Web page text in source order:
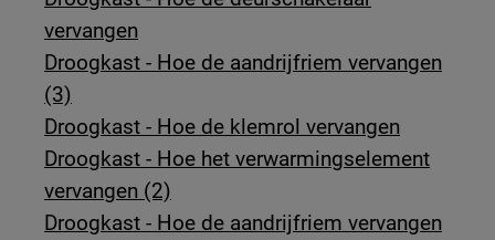
vervangen
Droogkast - Hoe de aandrijfriem vervangen
(3)
Droogkast - Hoe de klemrol vervangen
Droogkast - Hoe het verwarmingselement
vervangen (2)
Droogkast - Hoe de aandrijfriem vervangen